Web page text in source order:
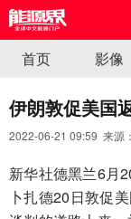
首页 影像
伊朗敦促美国
2022-06-21 09:59 来源
新华社德黑兰6月
卜扎德20日敦促